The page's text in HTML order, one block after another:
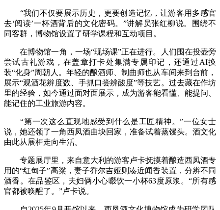
“我们不仅要展示历史，更要创造记忆，让游客用多感官
去‘阅读’一杯酒背后的文化密码。”讲解员张红柳说。围绕不
同客群，博物馆设置了研学课程和互动项目。
在博物馆一角，一场“现场课”正在进行。人们围在投壶旁
尝试古礼游戏，在盖章打卡处集满专属印记，还通过AI换
装“化身”周朝人。年轻的酿酒师、制曲师也从车间来到台前，
展示“观酒花辨度数、手抓口尝辨酸度”等技艺。过去藏在作坊
里的经验，如今通过面对面展示，成为游客能看懂、能提问、
能记住的工业旅游内容。
“第一次这么直观地感受到什么是工匠精神。”一位女士
说，她还领了一角西凤酒曲块回家，准备试着蒸馒头。酒文化
由此从展柜走向生活。
专题展厅里，来自意大利的游客卢卡抚摸着酿造西凤酒专
用的“红甸子”高粱，妻子乔尔吉娅则凑近闻香装置，分辨不同
酒香。在品鉴区，夫妇俩小心啜饮一小杯63度原浆。“所有感
官都被唤醒了。”卢卡说。